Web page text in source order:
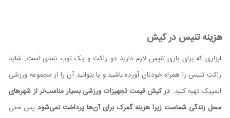
هزینه تنیس در کیش
ابزاری که برای بازی تنیس لازم دارید دو راکت و یک توپ نمدی است. شاید
راکت ‌تنیس را همراه خودتان آورده باشید و یا بتوانید آن را از مجموعه ورزشی
المپیک تهیه کنید. در کیش قیمت تجهیزات ورزشی بسیار مناسب‌تر از شهرهای
محل زندگی شماست زیرا هزینه گمرک برای آن‌ها پرداخت نمی‌شودپس حتی